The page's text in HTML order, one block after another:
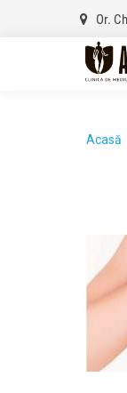
Or.
Acasă